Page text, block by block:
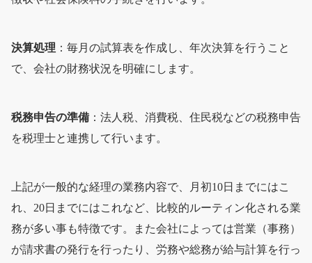
決算処理 ：毎月の試算表を作成し、年次決算を行うこと
で、会社の財務状況を明確にします。
税務申告の準備 ：法人税、消費税、住民税などの税務申告
を税理士と連携して行います。
上記が一般的な経理の業務内容で、月初10日までにはこ
れ、20日までにはこれなど、比較的ルーティン化される業
務が多い事も特徴です。また会社によっては営業（事務）
が請求書の発行を行ったり、労務や総務が給与計算を行っ